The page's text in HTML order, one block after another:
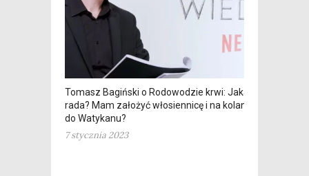
Tomasz Bagiński o Rodowodzie krwi: Jaka
rada? Mam założyć włosiennicę i na kolanach
do Watykanu?
7 stycznia 2023